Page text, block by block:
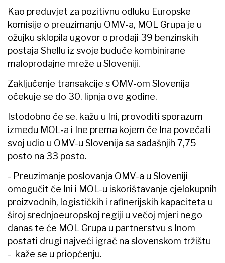
Kao preduvjet za pozitivnu odluku Europske
komisije o preuzimanju OMV-a, MOL Grupa je u
ožujku sklopila ugovor o prodaji 39 benzinskih
postaja Shellu iz svoje buduće kombinirane
maloprodajne mreže u Sloveniji.
Zaključenje transakcije s OMV-om Slovenija
očekuje se do 30. lipnja ove godine.
Istodobno će se, kažu u Ini, provoditi sporazum
između MOL-a i Ine prema kojem će Ina povećati
svoj udio u OMV-u Slovenija sa sadašnjih 7,75
posto na 33 posto.
- Preuzimanje poslovanja OMV-a u Sloveniji
omogućit će Ini i MOL-u iskorištavanje cjelokupnih
proizvodnih, logističkih i rafinerijskih kapaciteta u
široj srednjoeuropskoj regiji u većoj mjeri nego
danas te će MOL Grupa u partnerstvu s Inom
postati drugi najveći igrač na slovenskom tržištu
- kaže se u priopćenju.